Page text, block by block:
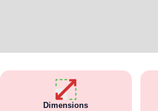
Dimensions